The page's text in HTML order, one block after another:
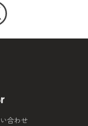
合わせ